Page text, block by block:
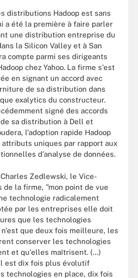
distributions Hadoop est sans
a été la première à faire parler
une distribution entreprise du
la Silicon Valley et à San
compte parmi ses dirigeants
chez Yahoo. La firme s'est
en signant un accord avec
de sa distribution dans
exalytics du constructeur.
signé des accords
sa distribution à Dell et
l'adoption rapide Hadoop
attributs uniques par rapport aux
d'analyse de données.
Zedlewski, le Vice-
la firme, "mon point de vue
technologie radicalement
par les entreprises elle doit
que les technologies
que deux fois meilleure, les
conserver les technologies
et qu'elles maîtrisent. (…)
est dix fois plus évolutif
technologies en place, dix fois